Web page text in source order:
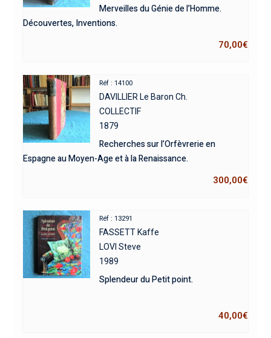
Merveilles du Génie de l’Homme.
Découvertes, Inventions.
70,00€
Réf : 14100
DAVILLIER Le Baron Ch.
COLLECTIF
1879
Recherches sur l’Orfèvrerie en
Espagne au Moyen-Age et à la Renaissance.
300,00€
Réf : 13291
FASSETT Kaffe
LOVI Steve
1989
Splendeur du Petit point.
40,00€